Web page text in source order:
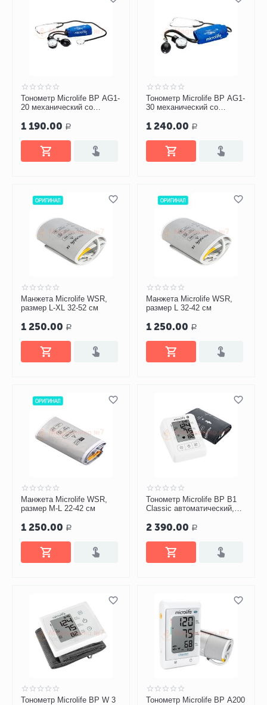
Тонометр Microlife BP AG1-
20 механический со
1 190.00 Р
Тонометр Microlife BP AG1-
30 механический со
1 240.00 Р
Манжета Microlife WSR,
размер L-XL 32-52 см
1 250.00 Р
Манжета Microlife WSR,
размер L 32-42 см
1 250.00 Р
Манжета Microlife WSR,
размер M-L 22-42 см
1 250.00 Р
Тонометр Microlife BP B1
Classic автоматический,
2 390.00 Р
Тонометр Microlife BP W 3
Тонометр Microlife BP A200